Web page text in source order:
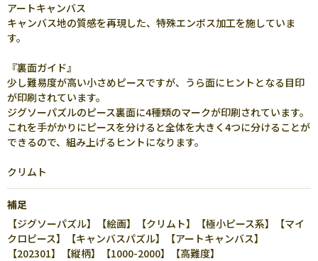
アートキャンバス
キャンバス地の質感を再現した、特殊エンボス加工を施していま
す。
『裏面ガイド』
少し難易度が高い小さめピースですが、うら面にヒントとなる目印
が印刷されています。
ジグソーパズルのピース裏面に4種類のマークが印刷されています。
これを手がかりにピースを分けると全体を大きく4つに分けることが
できるので、組み上げるヒントになります。
クリムト
補足
【ジグソーパズル】【絵画】【クリムト】【極小ピース系】【マイ
クロピース】【キャンバスパズル】【アートキャンバス】
【202301】【縦柄】【1000-2000】【高難度】